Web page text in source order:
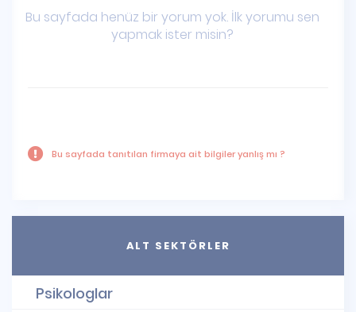
Bu sayfada henüz bir yorum yok. İlk yorumu sen
yapmak ister misin?
Bu sayfada tanıtılan firmaya ait bilgiler yanlış mı ?
ALT SEKTÖRLER
Psikologlar